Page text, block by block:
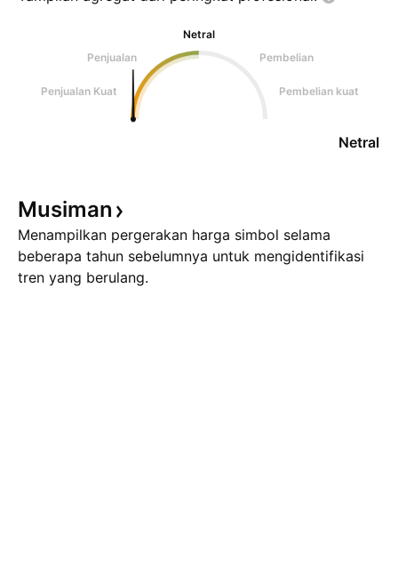
Netral
Penjualan
Pembelian
Penjualan Kuat Pembelian kuat
Netral
Musiman
Menampilkan pergerakan harga simbol selama
beberapa tahun sebelumnya untuk mengidentifikasi
tren yang berulang.